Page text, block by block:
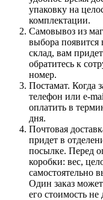
упаковку на
комплектации.
Самовывоз из
выбора появится
склад, вам
обратитесь к
номер.
Постамат. Когда
телефон или e-
оплатить в
дня.
Почтовая
придет в
посылке. Перед
коробки: вес,
самостоятельно
Один заказ
его стоимость